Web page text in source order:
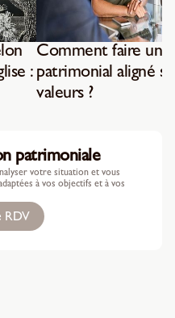
patrimoniale
votre situation et vous
à vos objectifs et à vos
RDV
:
Comment faire un
patrimonial aligné
valeurs ?